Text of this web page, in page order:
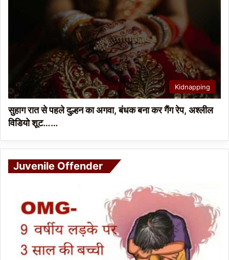
Kidnapping
सुहाग रात से पहले दुल्हन का अगवा, बंधक बना कर गैंग रेप, अश्लील
विडियो शूट……
Juvenile Offender